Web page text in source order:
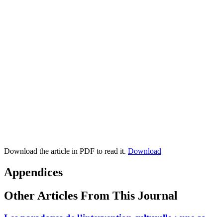
Download the article in PDF to read it. Download
Appendices
Other Articles From This Journal